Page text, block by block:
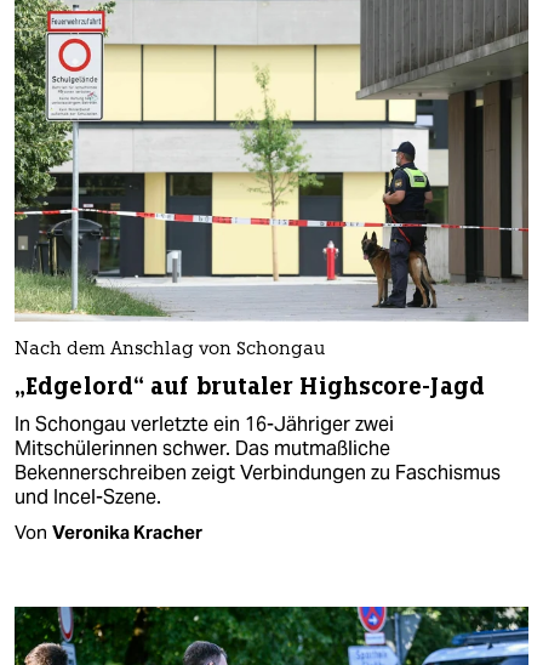
Nach dem Anschlag von Schongau
„Edgelord“ auf brutaler Highscore-Jagd
In Schongau verletzte ein 16-Jähriger zwei
Mitschülerinnen schwer. Das mutmaßliche
Bekennerschreiben zeigt Verbindungen zu Faschismus
und Incel-Szene.
Von Veronika Kracher